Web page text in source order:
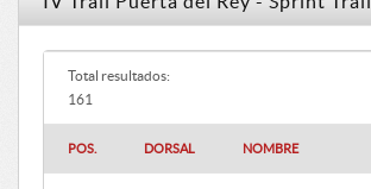
Total resultados:
161
POS. DORSAL NOMBRE